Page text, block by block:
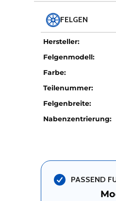
FELGEN
Hersteller:
Felgenmodell:
Farbe:
Teilenummer:
Felgenbreite:
Nabenzentrierung:
PASSEND